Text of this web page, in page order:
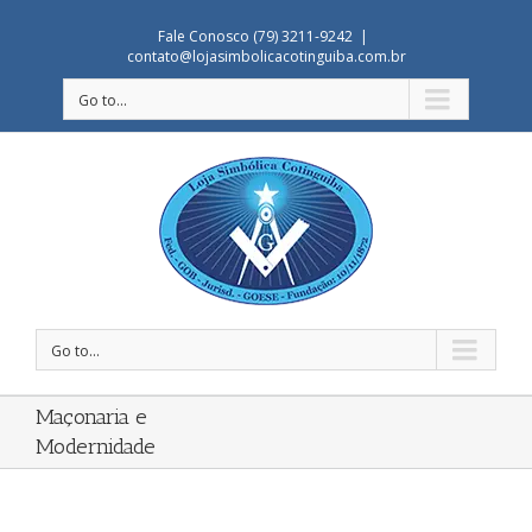
Fale Conosco (79) 3211-9242 |
contato@lojasimbolicacotinguiba.com.br
Go to...
Go to...
Maçonaria e
Modernidade